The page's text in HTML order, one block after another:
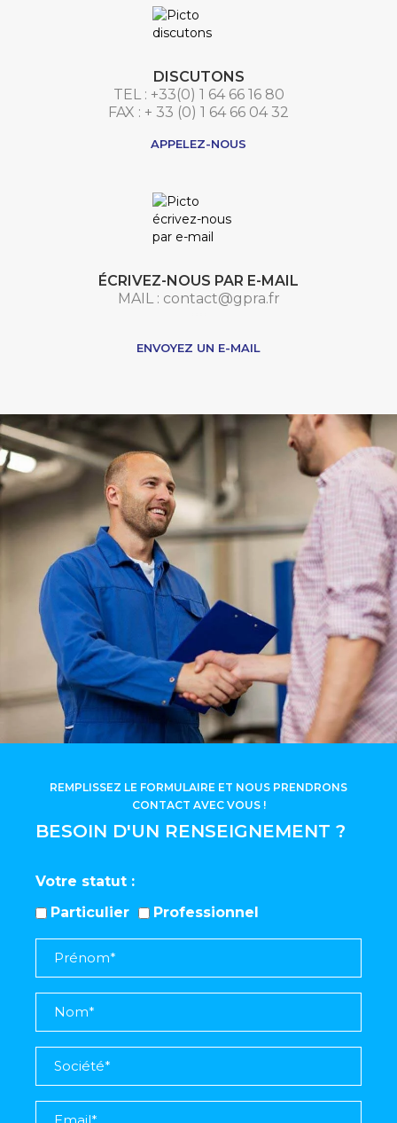
DISCUTONS
TEL : +33(0) 1 64 66 16 80
FAX : + 33 (0) 1 64 66 04 32
APPELEZ-NOUS
ÉCRIVEZ-NOUS PAR E-MAIL
MAIL : contact@gpra.fr
ENVOYEZ UN E-MAIL
BESOIN D'UN RENSEIGNEMENT ?
REMPLISSEZ LE FORMULAIRE ET NOUS PRENDRONS
CONTACT AVEC VOUS !
Votre statut
Particulier
Professionnel